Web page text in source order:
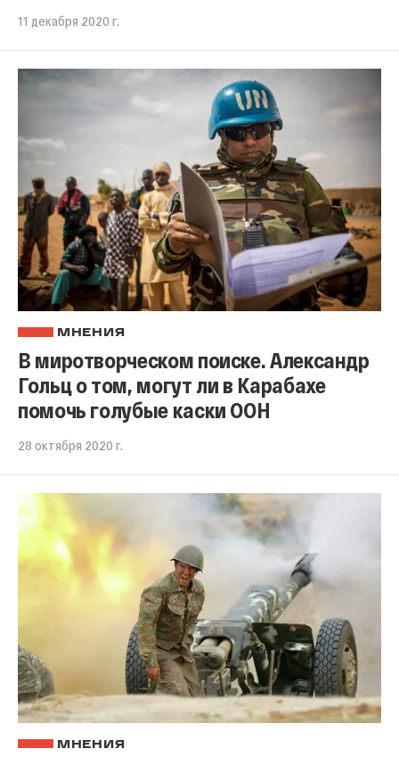
11 декабря 2020 г.
МНЕНИЯ
В миротворческом поиске. Александр
Гольц о том, могут ли в Карабахе
помочь голубые каски ООН
28 октября 2020 г.
МНЕНИЯ